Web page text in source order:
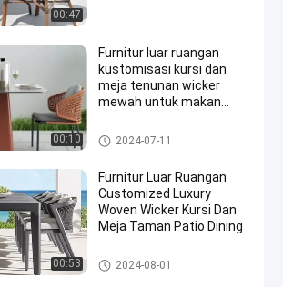
00:47
00:10
Furnitur luar ruangan
kustomisasi kursi dan
meja tenunan wicker
mewah untuk makan
Rattan Table And Chair
2024-07-11
00:53
Furnitur Luar Ruangan
Customized Luxury
Woven Wicker Kursi Dan
Meja Taman Patio Dining
Rattan Table And Chair
2024-08-01